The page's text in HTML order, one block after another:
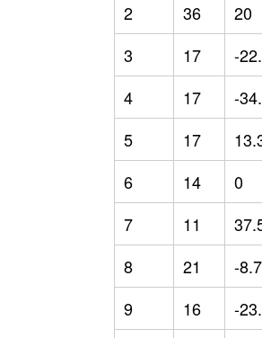
2
36 20
3
17 -
4
17 -
5
17
6
14 0
7
11
8
21 -8.7
9
16 -